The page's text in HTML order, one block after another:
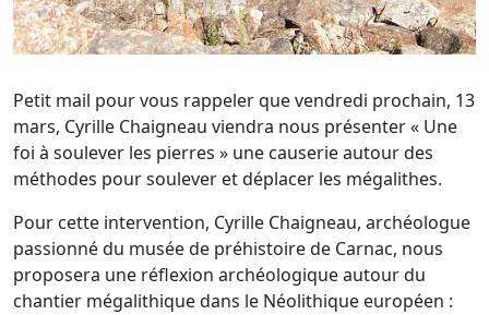
Petit mail pour vous rappeler que vendredi prochain, 13
mars, Cyrille Chaigneau viendra nous présenter « Une
foi à soulever les pierres » une causerie autour des
méthodes pour soulever et déplacer les mégalithes.
Pour cette intervention, Cyrille Chaigneau, archéologue
passionné du musée de préhistoire de Carnac, nous
proposera une réflexion archéologique autour du
chantier mégalithique dans le Néolithique européen :